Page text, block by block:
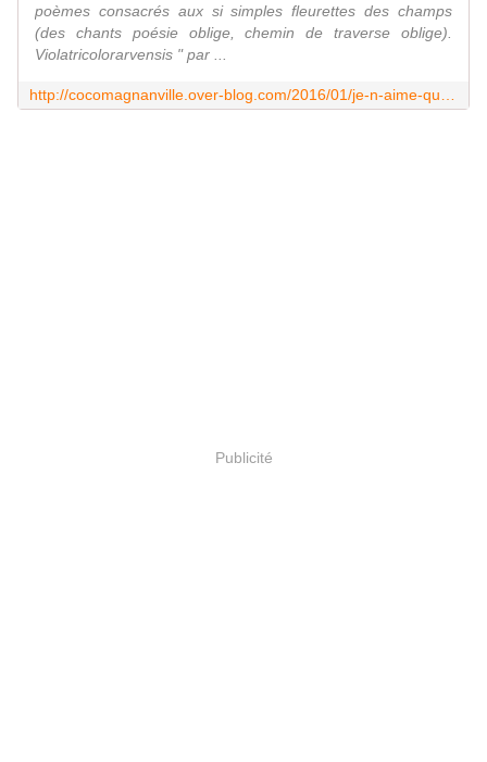
poèmes consacrés aux si simples fleurettes des champs
(des chants poésie oblige, chemin de traverse oblige).
Violatricolorarvensis " par ...
Publicité